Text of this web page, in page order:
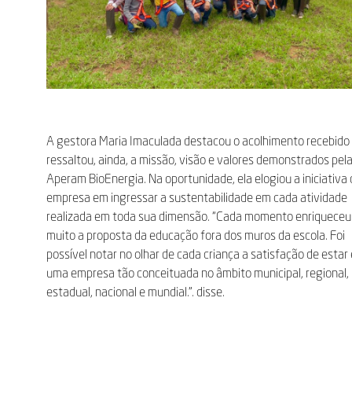
A gestora Maria Imaculada destacou o acolhimento recebido
ressaltou, ainda, a missão, visão e valores demonstrados
Aperam BioEnergia. Na oportunidade, ela elogiou a iniciativa
empresa em ingressar a sustentabilidade em cada atividade
realizada em toda sua dimensão. “Cada momento enriqueceu
muito a proposta da educação fora dos muros da escola. Foi
possível notar no olhar de cada criança a satisfação de estar
uma empresa tão conceituada no âmbito municipal, regional,
estadual, nacional e mundial.”. disse.